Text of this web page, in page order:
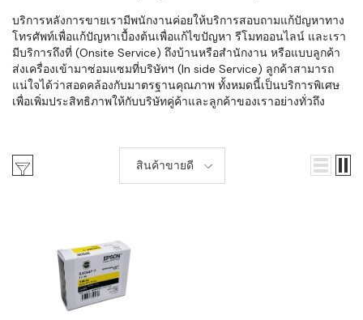
บริการหลังการขายเรามีพนักงานค่อยให้บริการสอบถามแก้ปัญหาทาง
โทรศัพท์เพื่อแก้ปัญหาเบื้องต้นเพื่อแก้ไขปัญหา รีโมทออนไลน์ และเรา
มีบริการถึงที่ (Onsite Service) ถึงบ้านหรือสำนักงาน หรือแบบลูกค้า
ส่งเครื่องเข้ามาซ่อมแซมที่บริษัทฯ (In side Service) ลูกค้าสามารถ
แน่ใจได้ว่าสอดคล้องกับมาตรฐานคุณภาพ ทั้งหมดนี้เป็นบริการพิเศษ
เพื่อเพิ่มประสิทธิภาพให้กับบริษัทคู่ค้าและลูกค้าของเราอย่างทั่วถึง
สินค้าขายดี